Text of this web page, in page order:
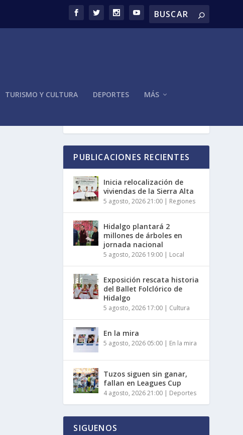
TURISMO Y CULTURA DEPORTES MÁS
PUBLICACIONES RECIENTES
Inicia relocalización de
viviendas de la Sierra Alta
5 agosto, 2026 21:00 | Regiones
Hidalgo plantará 2
millones de árboles en
jornada nacional
5 agosto, 2026 19:00 | Local
Exposición rescata historia
del Ballet Folclórico de
Hidalgo
5 agosto, 2026 17:00 | Cultura
En la mira
5 agosto, 2026 05:00 | En la mira
Tuzos siguen sin ganar,
fallan en Leagues Cup
4 agosto, 2026 21:00 | Deportes
SIGUENOS